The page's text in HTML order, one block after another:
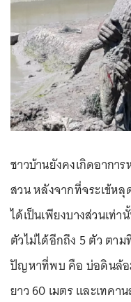
ชาวบ้านยังคงเกิดอากา
สวน หลังจากที่จระเข้ห
ได้เป็นเพียงบางส่วนเท่
ตัวไม่ได้อีกถึง 5 ตัว ตา
ปัญหาที่พบ คือ บ่อดินล้อ
ยาว 60 เมตร และเทค